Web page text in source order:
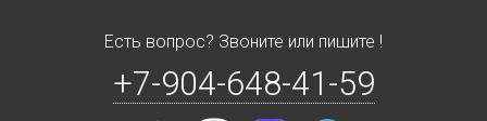
Есть вопрос? Звоните или пишите !
+7-904-648-41-59